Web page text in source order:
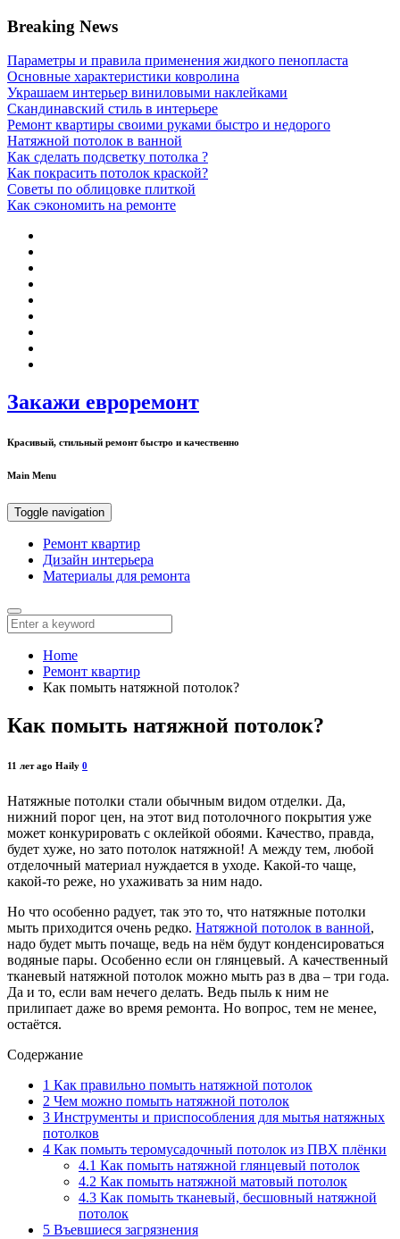
Breaking News
Параметры и правила применения жидкого пенопласта
Основные характеристики ковролина
Украшаем интерьер виниловыми наклейками
Скандинавский стиль в интерьере
Ремонт квартиры своими руками быстро и недорого
Натяжной потолок в ванной
Как сделать подсветку потолка ?
Как покрасить потолок краской?
Советы по облицовке плиткой
Как сэкономить на ремонте
Закажи евроремонт
Красивый, стильный ремонт быстро и качественно
Main Menu
Toggle navigation
Ремонт квартир
Дизайн интерьера
Материалы для ремонта
Home
Ремонт квартир
Как помыть натяжной потолок?
Как помыть натяжной потолок?
11 лет ago Haily 0
Натяжные потолки стали обычным видом отделки. Да,
нижний порог цен, на этот вид потолочного покрытия уже
может конкурировать с оклейкой обоями. Качество, правда,
будет хуже, но зато потолок натяжной! А между тем, любой
отделочный материал нуждается в уходе. Какой-то чаще,
какой-то реже, но ухаживать за ним надо.
Но что особенно радует, так это то, что натяжные потолки
мыть приходится очень редко. Натяжной потолок в ванной,
надо будет мыть почаще, ведь на нём будут конденсироваться
водяные пары. Особенно если он глянцевый. А качественный
тканевый натяжной потолок можно мыть раз в два – три года.
Да и то, если вам нечего делать. Ведь пыль к ним не
прилипает даже во время ремонта. Но вопрос, тем не менее,
остаётся.
Содержание
1 Как правильно помыть натяжной потолок
2 Чем можно помыть натяжной потолок
3 Инструменты и приспособления для мытья натяжных
потолков
4 Как помыть теромусадочный потолок из ПВХ плёнки
4.1 Как помыть натяжной глянцевый потолок
4.2 Как помыть натяжной матовый потолок
4.3 Как помыть тканевый, бесшовный натяжной
потолок
5 Въевшиеся загрязнения